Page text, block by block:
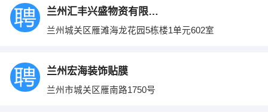
兰州汇丰兴盛物资有限公司
兰州城关区雁滩海龙花园5栋楼1单元602室
兰州宏海装饰贴膜
兰州市城关区雁南路1750号